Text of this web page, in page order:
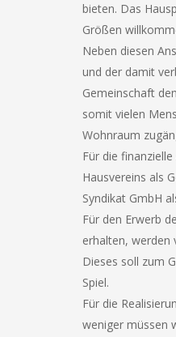
bieten. Das
Größen
Neben diesen
und der damit
Gemeinschaft
somit vielen
Wohnraum
Für die
Hausvereins als
Syndikat GmbH
Für den Erwerb
erhalten, werden
Dieses soll zum
Spiel.
Für die
weniger müssen